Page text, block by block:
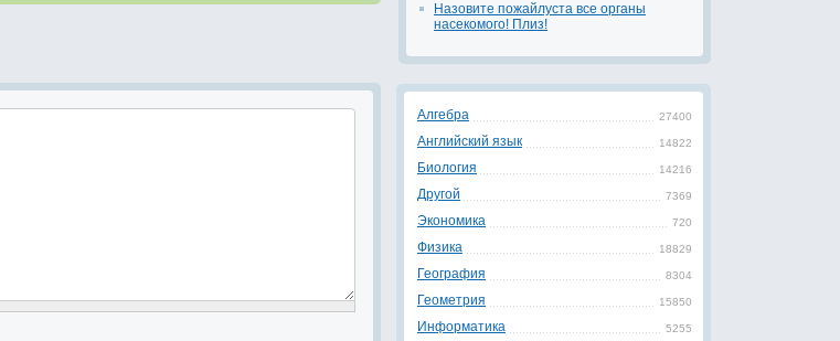
Назовите пожайлуста все органы
насекомого! Плиз!
27400
Алгебра
14822
Английский язык
14216
Биология
7369
Другой
720
Экономика
18829
Физика
8304
География
15850
Геометрия
5255
Информатика